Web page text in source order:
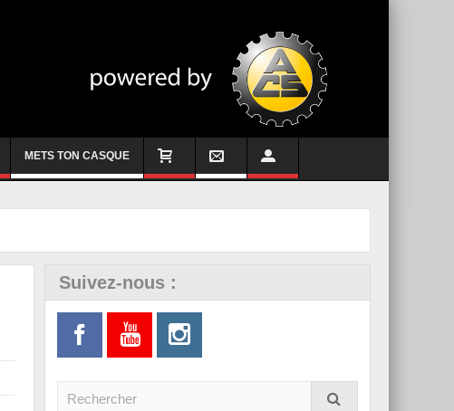
METS TON CASQUE
Suivez-nous :